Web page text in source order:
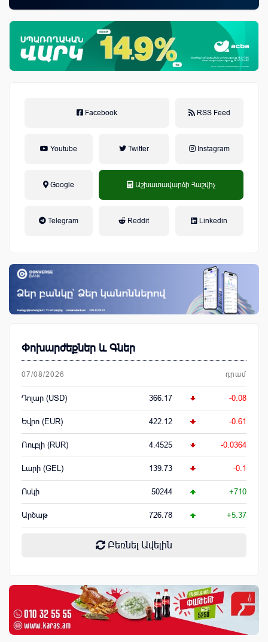
զեղծարարությունների մասին
Facebook RSS Feed
Youtube Twitter Instagram
Google Աշխատավարձի Հաշվիչ
Telegram Reddit Linkedin
Փոխարժեքներ և Գներ
07/08/2026 դրամ
Դոլար (USD) 366.17 -0.08
Եվրո (EUR) 422.12 -0.61
Ռուբլի (RUR) 4.4525 -0.0364
Լարի (GEL) 139.73 -0.1
Ոսկի 50244 +710
Արծաթ 726.78 +5.37
Բեռնել Ավելին